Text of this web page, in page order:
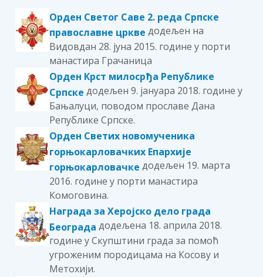
Орден Светог Саве 2. реда Српске
православне цркве додељен на
Видовдан 28. јуна 2015. године у порти
манастира Грачаница
Орден Крст милосрђа Републике
Српске додељен 9. јануара 2018. године у
Бањалуци, поводом прославе Дана
Републике Српске.
Орден Светих новомученика
горњокарловачких Епархије
горњокарловачке додељен 19. марта
2016. године у порти манастира
Комоговина.
Награда за Херојско дело града
Београда додељена 18. априлa 2018.
године у Скупштини града за помоћ
угроженим породицама на Косову и
Метохији.